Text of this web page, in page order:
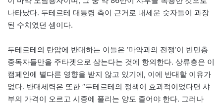
나타났다. 두테르테 대통령 측이 근거로 내세운 숫자들이 과장
된 수치였던 셈이다.
두테르테의 탄압에 반대하는 이들은 ‘마약과의 전쟁’이 빈민층
중독자들만을 주타겟으로 삼는다는 것에 항의한다. 상류층은 이
캠페인에 별다른 영향을 받지 않고 있기에, 이에 반대할 이유가
없다. 반대세력은 또한 “두테르테의 정책이 효과적이었다면 샤
부의 가격이 오르고 시중에 풀리는 양도 줄어야 한다. 그러나